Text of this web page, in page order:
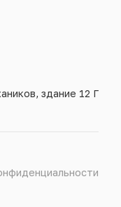
здание 12 Г